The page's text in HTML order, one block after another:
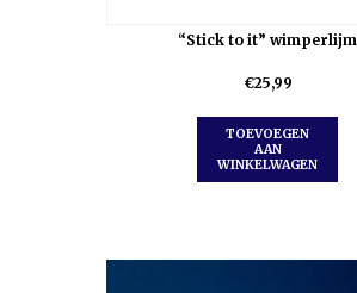
“Stick to it” wimperlijm
€25,99
TOEVOEGEN
AAN
WINKELWAGEN